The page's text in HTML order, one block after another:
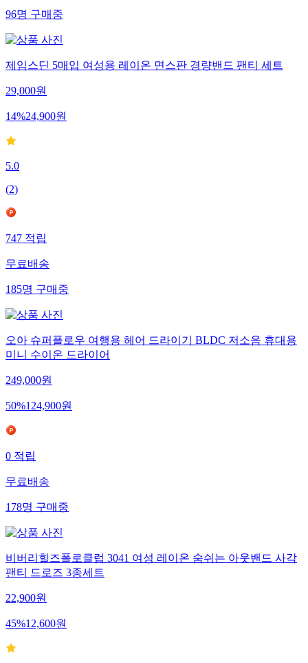
96명구매중
제임스딘 5매입 여성용 레이온 면스판 경량밴드 팬티 세트
29,000원
14%24,900원
5.0
(2)
747적립
무료배송
185명구매중
오아 슈퍼플로우 여행용 헤어 드라이기 BLDC 저소음 휴대용
미니 수이온 드라이어
249,000원
50%124,900원
0적립
무료배송
178명구매중
비버리힐즈폴로클럽 3041 여성 레이온 숨쉬는 아웃밴드 사각
팬티 드로즈 3종세트
22,900원
45%12,600원